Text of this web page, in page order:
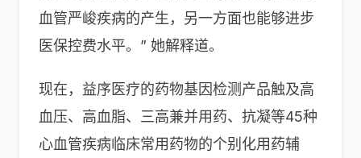
血管严峻疾病的产生，另一方面也能够进步
医保控费水平。” 她解释道。
现在，益序医疗的药物基因检测产品触及高
血压、高血脂、三高兼并用药、抗凝等45种
心血管疾病临床常用药物的个别化用药辅